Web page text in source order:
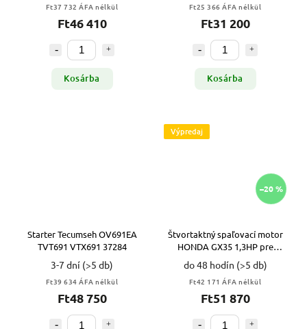
Ft37 732 ÁFA nélkül
Ft46 410
Kosárba
Ft25 366 ÁFA nélkül
Ft31 200
Kosárba
Starter Tecumseh OV691EA
TVT691 VTX691 37284
3-7 dní (>5 db)
Ft39 634 ÁFA nélkül
Ft48 750
Výpredaj
–20 %
Štvortaktný spaľovací motor
HONDA GX35 1,3HP pre
záhradné kosy VYPR
do 48 hodín (>5 db)
Ft42 171 ÁFA nélkül
Ft51 870